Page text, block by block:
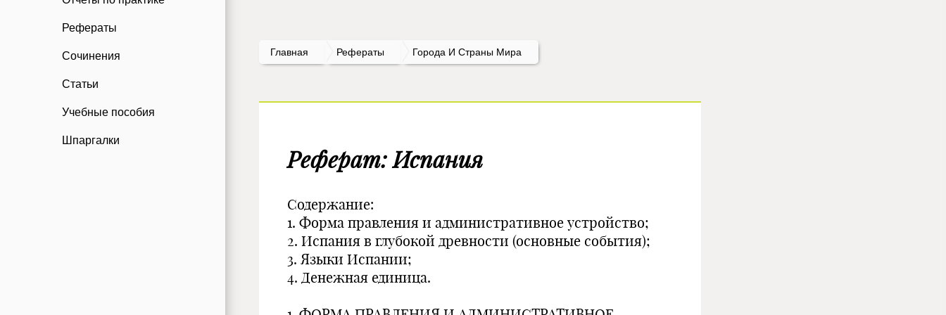
Рефераты
Сочинения
Статьи
Учебные пособия
Шпаргалки
Главная Рефераты Города И Страны Мира
Реферат: Испания
Содержание:
1. Форма правления и административное устройство;
2. Испания в глубокой древности (основные события);
3. Языки Испании;
4. Денежная единица.